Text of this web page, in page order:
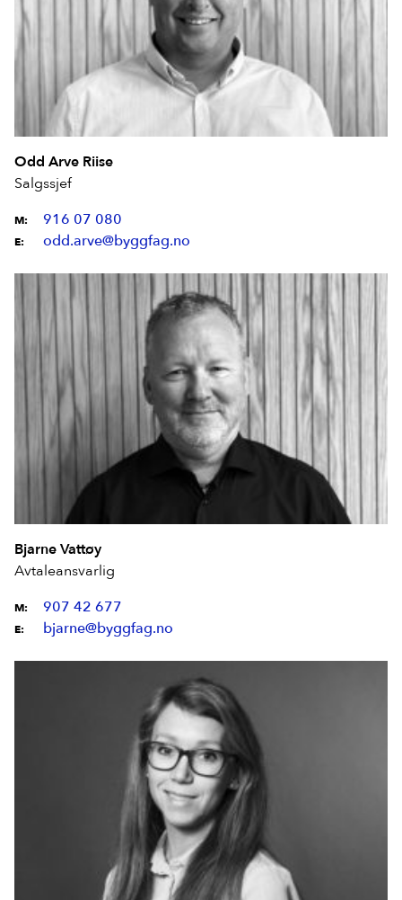
Odd Arve Riise
Salgssjef
M: 916 07 080
E: odd.arve@byggfag.no
Bjarne Vattøy
Avtaleansvarlig
M: 907 42 677
E: bjarne@byggfag.no